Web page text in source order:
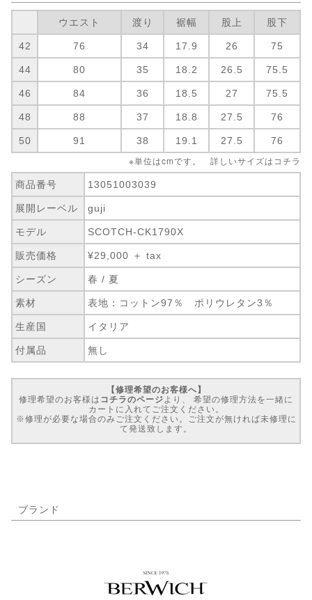
ウエスト 渡り 裾幅 股上 股下
42 76 34 17.9 26 75
44 80 35 18.2 26.5 75.5
46 84 36 18.5 27 75.5
48 88 37 18.8 27.5 76
50 91 38 19.1 27.5 76
※単位はcmです。 詳しいサイズは コチラ
商品番号 13051003039
展開レーベル guji
モデル SCOTCH-CK1790X
販売価格 ¥29,000 ＋ tax
シーズン 春 / 夏
素材 表地：コットン97％ ポリウレタン3％
生産国 イタリア
付属品 無し
【修理希望のお客様へ】
修理希望のお客様は コチラのページ より、 希望の修理方法を一緒に
カートに入れてご注文ください。
※修理が必要な場合のみご注文ください。ご注文が無ければ未修理に
て発送致します。
ブランド